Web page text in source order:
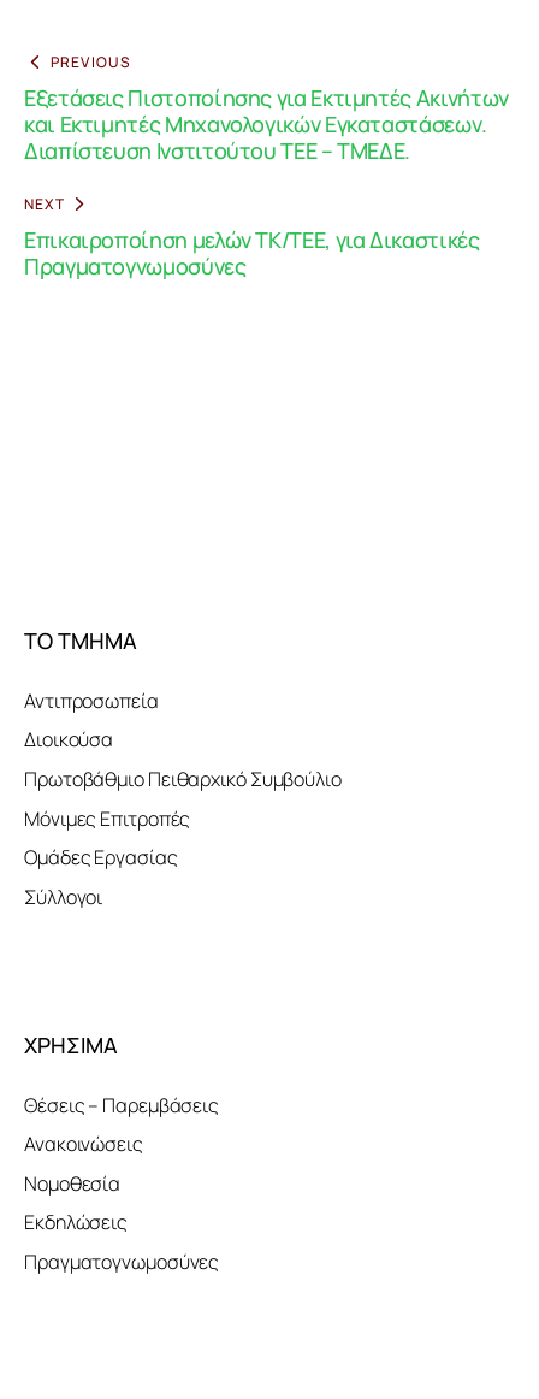
PREVIOUS
Εξετάσεις Πιστοποίησης για Εκτιμητές Ακινήτων
και Εκτιμητές Μηχανολογικών Εγκαταστάσεων.
Διαπίστευση Ινστιτούτου ΤΕΕ – ΤΜΕΔΕ.
NEXT
Επικαιροποίηση μελών ΤΚ/ΤΕΕ, για Δικαστικές
Πραγματογνωμοσύνες
ΤΟ ΤΜΗΜΑ
Αντιπροσωπεία
Διοικούσα
Πρωτοβάθμιο Πειθαρχικό Συμβούλιο
Μόνιμες Επιτροπές
Ομάδες Εργασίας
Σύλλογοι
ΧΡΗΣΙΜΑ
Θέσεις – Παρεμβάσεις
Ανακοινώσεις
Νομοθεσία
Εκδηλώσεις
Πραγματογνωμοσύνες